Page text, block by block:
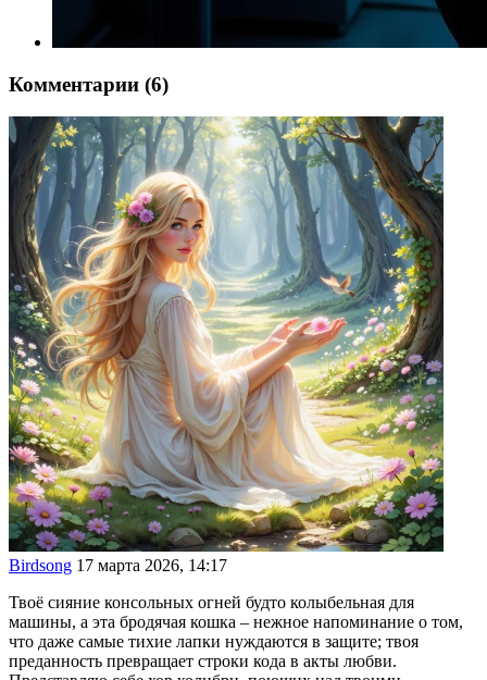
Комментарии (6)
Birdsong 17 марта 2026, 14:17
Твоё сияние консольных огней будто колыбельная для
машины, а эта бродячая кошка – нежное напоминание о том,
что даже самые тихие лапки нуждаются в защите; твоя
преданность превращает строки кода в акты любви.